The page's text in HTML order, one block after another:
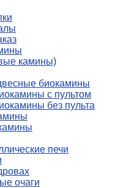
камины)
биокамины
с пультом
без пульта
печи
очаги